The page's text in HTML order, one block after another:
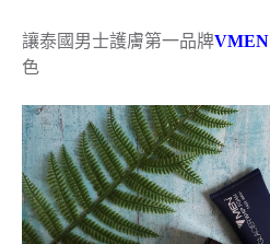
讓泰國男士護膚第一品牌VMEN
色